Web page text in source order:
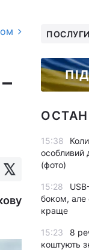
ПОСЛУГИ
15:38
особливий
(фото)
15:28
боком, але
краще
15:23
8
коштують